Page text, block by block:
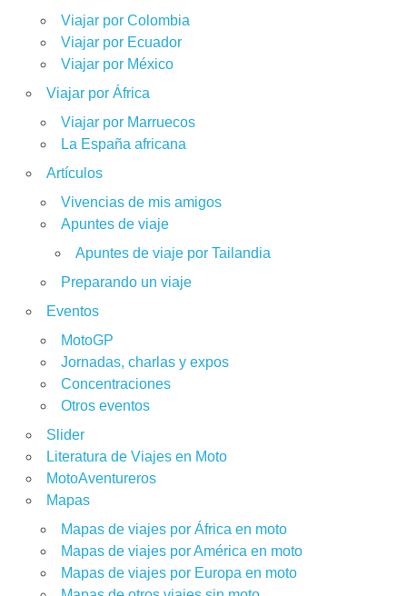
Viajar por Colombia
Viajar por Ecuador
Viajar por México
Viajar por África
Viajar por Marruecos
La España africana
Artículos
Vivencias de mis amigos
Apuntes de viaje
Apuntes de viaje por Tailandia
Preparando un viaje
Eventos
MotoGP
Jornadas, charlas y expos
Concentraciones
Otros eventos
Slider
Literatura de Viajes en Moto
MotoAventureros
Mapas
Mapas de viajes por África en moto
Mapas de viajes por América en moto
Mapas de viajes por Europa en moto